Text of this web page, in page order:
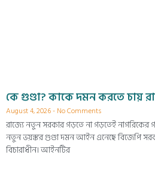
কে গুণ্ডা? কাকে দমন করতে চায়
August 4, 2026 No Comments
রাজ্যে নতুন সরকার গড়তে না গড়তেই নাগরিকের
নতুন ভয়ঙ্কর গুণ্ডা দমন আইন এনেছে বিজেপি
বিচারাধীন। আইনটির